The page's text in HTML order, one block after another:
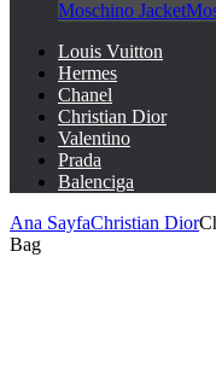
Moschino Jacket
Louis Vuitton
Hermes
Chanel
Christian Dior
Valentino
Prada
Balenciga
Ana SayfaChristian Dior
Bag